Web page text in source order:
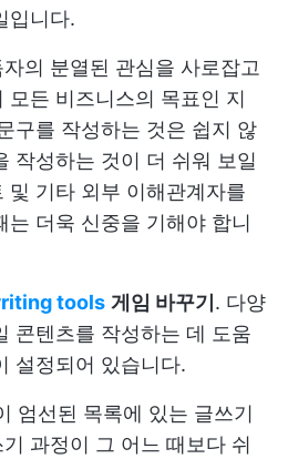
입니다.
의 분열된 관심을 사로잡고
모든 비즈니스의 목표인 지
구를 작성하는 것은 쉽지 않
작성하는 것이 더 쉬워 보일
및 기타 외부 이해관계자를
는 더욱 신중을 기해야 합니
tools 게임 바꾸기 . 다양
콘텐츠를 작성하는 데 도움
설정되어 있습니다.
엄선된 목록에 있는 글쓰기
과정이 그 어느 때보다 쉬